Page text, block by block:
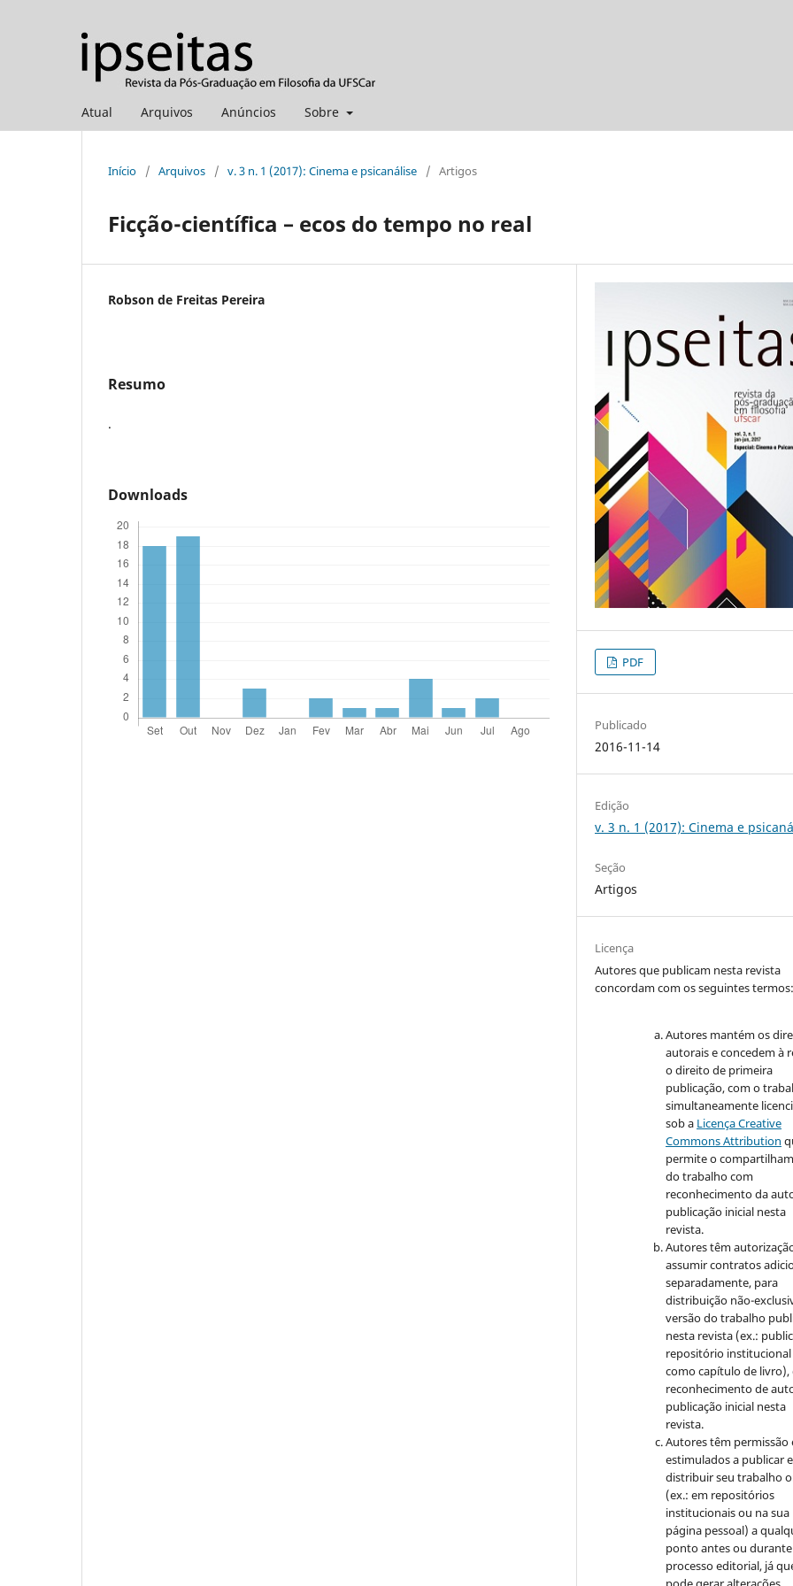
Atual Arquivos Anúncios Sobre
Início / Arquivos / v. 3 n. 1 (2017): Cinema e psicanálise / Artigos
Ficção-científica – ecos do tempo no real
Robson de Freitas Pereira
Resumo
.
Downloads
PDF
Publicado
2016-11-14
Edição
v. 3 n. 1 (2017): Cinema e
Seção
Artigos
Licença
Autores que publicam nesta revista
concordam com os seguintes termos:
Autores mantém os
autorais e concedem à
o direito de primeira
publicação, com o
simultaneamente
sob a Licença Creative
Commons Attribution
permite o
do trabalho com
reconhecimento da
publicação inicial nesta
revista.
Autores têm
assumir contratos
separadamente, para
distribuição não-
versão do trabalho
nesta revista (ex.:
repositório institucional
como capítulo de livro),
reconhecimento de
publicação inicial nesta
revista.
Autores têm permissão
estimulados a publicar e
distribuir seu trabalho
(ex.: em repositórios
institucionais ou na sua
página pessoal) a
ponto antes ou
processo editorial, já